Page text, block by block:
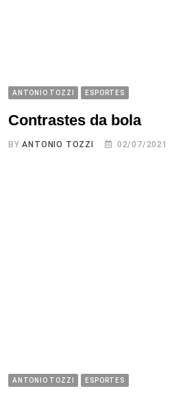
ANTONIO TOZZI ESPORTES
Contrastes da bola
BYANTONIO TOZZI 02/07/2021
ANTONIO TOZZI ESPORTES